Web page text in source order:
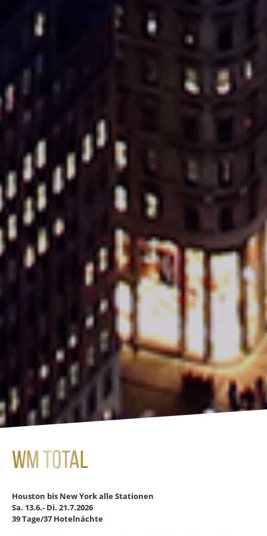
WM TOTAL
Houston bis New Yorkalle Stationen
Sa. 13.6.- Di. 21.7.2026
39 Tage/37 Hotelnächte